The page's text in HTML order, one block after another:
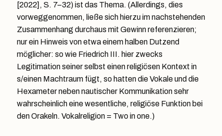
[2022], S. 7–32) ist das Thema. (Allerdings, dies
vorweggenommen, ließe sich hierzu im nachstehenden
Zusammenhang durchaus mit Gewinn referenzieren;
nur ein Hinweis von etwa einem halben Dutzend
möglicher: so wie Friedrich III. hier zwecks
Legitimation seiner selbst einen religiösen Kontext in
s/einen Machtraum fügt, so hatten die Vokale und die
Hexameter neben nautischer Kommunikation sehr
wahrscheinlich eine wesentliche, religiöse Funktion bei
den Orakeln. Vokalreligion = Two in one.)